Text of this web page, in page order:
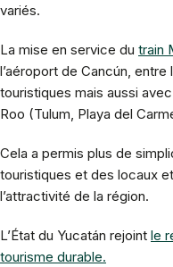
variés.
La mise en service du train
l’aéroport de Cancún,
touristiques mais aussi
Roo (Tulum, Playa del
Cela a permis plus de
touristiques et des locaux
l’attractivité de la région.
L’État du Yucatán rejoint le
tourisme durable.